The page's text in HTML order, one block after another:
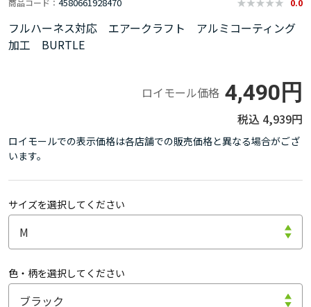
フルハーネス対応 エアークラフト アルミコーティング
加工 BURTLE
ロイモール価格 4,490円
4,939円
ロイモールでの表示価格は各店舗での販売価格と異なる場合がござ
います。
サイズを選択してください
色・柄を選択してください